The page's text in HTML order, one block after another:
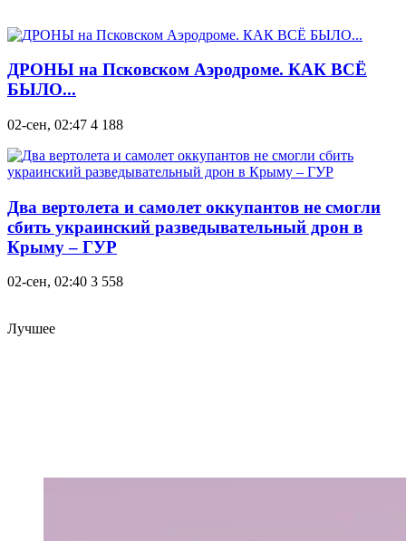
ДРОНЫ на Псковском Аэродроме. КАК ВСЁ
БЫЛО...
02-сен, 02:47 4 188
Два вертолета и самолет оккупантов не смогли
сбить украинский разведывательный дрон в
Крыму – ГУР
02-сен, 02:40 3 558
Лучшее